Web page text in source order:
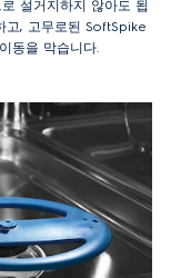
설거지하지 않아도 됩
고, 고무로된 SoftSpike
동을 막습니다.